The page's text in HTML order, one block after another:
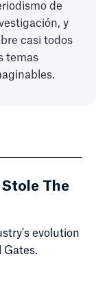
de
y
casi todos
temas
Stole The
evolution
Gates.